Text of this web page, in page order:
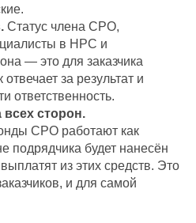
Статус члена СРО,
в НРС и
— это для заказчика
за результат и
ответственность.
сторон.
СРО работают как
подрядчика будет нанесён
из этих средств. Это
и для самой